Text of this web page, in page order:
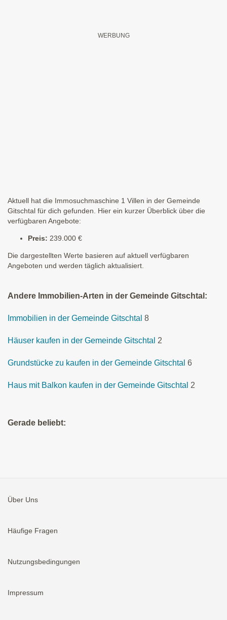
Aktuell hat die Immosuchmaschine 1 Villen in der Gemeinde
Gitschtal für dich gefunden. Hier ein kurzer Überblick über die
verfügbaren Angebote:
Preis: 239.000 €
Die dargestellten Werte basieren auf aktuell verfügbaren
Angeboten und werden täglich aktualisiert.
Andere Immobilien-Arten in der Gemeinde Gitschtal:
Immobilien in der Gemeinde Gitschtal 8
Häuser kaufen in der Gemeinde Gitschtal 2
Grundstücke zu kaufen in der Gemeinde Gitschtal 6
Haus mit Balkon kaufen in der Gemeinde Gitschtal 2
Gerade beliebt:
Über Uns
Häufige Fragen
Nutzungsbedingungen
Impressum